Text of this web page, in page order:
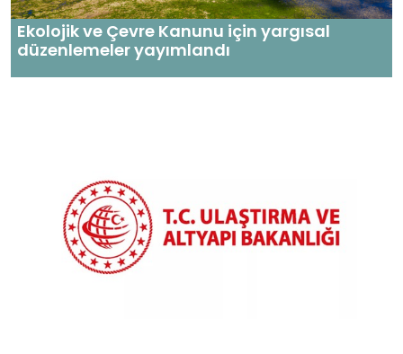
Ekolojik ve Çevre Kanunu için yargısal
düzenlemeler yayımlandı